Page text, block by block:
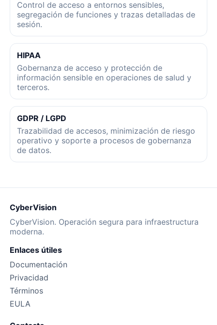
Control de acceso a entornos sensibles,
segregación de funciones y trazas detalladas de
sesión.
HIPAA
Gobernanza de acceso y protección de
información sensible en operaciones de salud y
terceros.
GDPR / LGPD
Trazabilidad de accesos, minimización de riesgo
operativo y soporte a procesos de gobernanza
de datos.
CyberVision
CyberVision. Operación segura para infraestructura
moderna.
Enlaces útiles
Documentación
Privacidad
Términos
EULA